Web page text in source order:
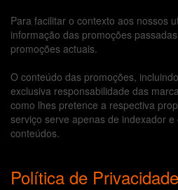
Para facilitar o contexto aos nossos
informação das promoções
promoções actuais.
O conteúdo das promoções,
exclusiva responsabilidade das
como lhes pretence a respectiva
serviço serve apenas de indexador
conteúdos.
Política de Privacidade